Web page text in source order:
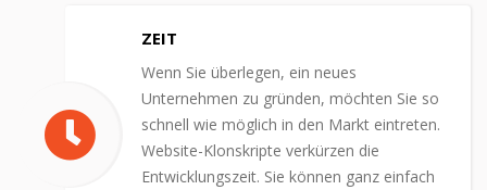
ZEIT
Wenn Sie überlegen, ein neues
Unternehmen zu gründen, möchten Sie so
schnell wie möglich in den Markt eintreten.
Website-Klonskripte verkürzen die
Entwicklungszeit. Sie können ganz einfach